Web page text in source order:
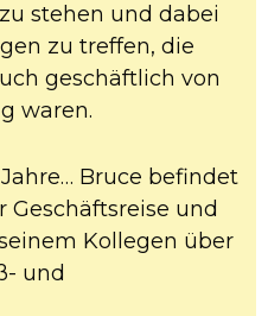
stehen und dabei
zu treffen, die
geschäftlich von
waren.
Bruce befindet
Geschäftsreise und
Kollegen über
und